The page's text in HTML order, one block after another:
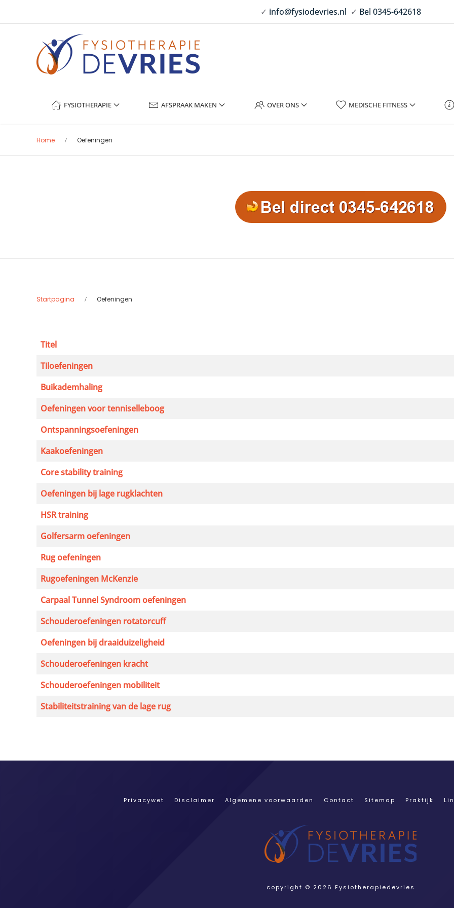
Terug naar hoofdinhoud
✓ info@fysiodevries.nl ✓ Bel 0345-642618
FYSIOTHERAPIE AFSPRAAK MAKEN OVER ONS MEDISCHE FITNESS
Home Oefeningen
Startpagina Oefeningen
Artikelen
Titel
Tiloefeningen
Buikademhaling
Oefeningen voor tenniselleboog
Ontspanningsoefeningen
Kaakoefeningen
Core stability training
Oefeningen bij lage rugklachten
HSR training
Golfersarm oefeningen
Rug oefeningen
Rugoefeningen McKenzie
Carpaal Tunnel Syndroom oefeningen
Schouderoefeningen rotatorcuff
Oefeningen bij draaiduizeligheid
Schouderoefeningen kracht
Schouderoefeningen mobiliteit
Stabiliteitstraining van de lage rug
Privacywet Disclaimer Algemene voorwaarden Contact Sitemap Praktijk
copyright © 2026 Fysiotherapiedevries